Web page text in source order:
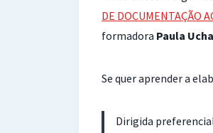
DE DOCUMENTAÇÃO
formadora Paula Ucha
Se quer aprender a
Dirigida